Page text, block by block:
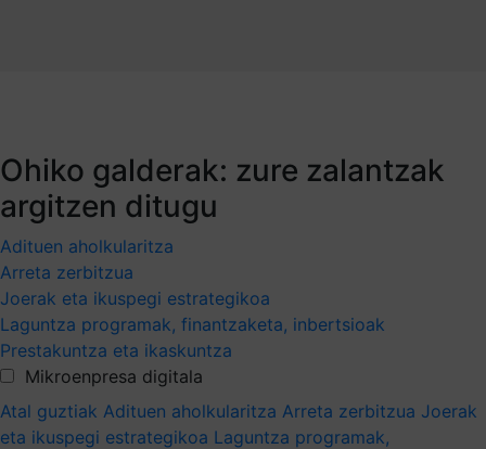
Ohiko galderak: zure zalantzak
argitzen ditugu
Adituen aholkularitza
Arreta zerbitzua
Joerak eta ikuspegi estrategikoa
Laguntza programak, finantzaketa, inbertsioak
Prestakuntza eta ikaskuntza
Mikroenpresa digitala
Atal guztiak Adituen aholkularitza Arreta zerbitzua Joerak
eta ikuspegi estrategikoa Laguntza programak,